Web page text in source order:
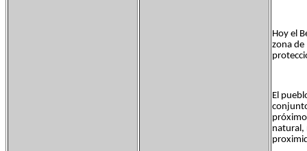
Hoy el
zona de
El
natural,